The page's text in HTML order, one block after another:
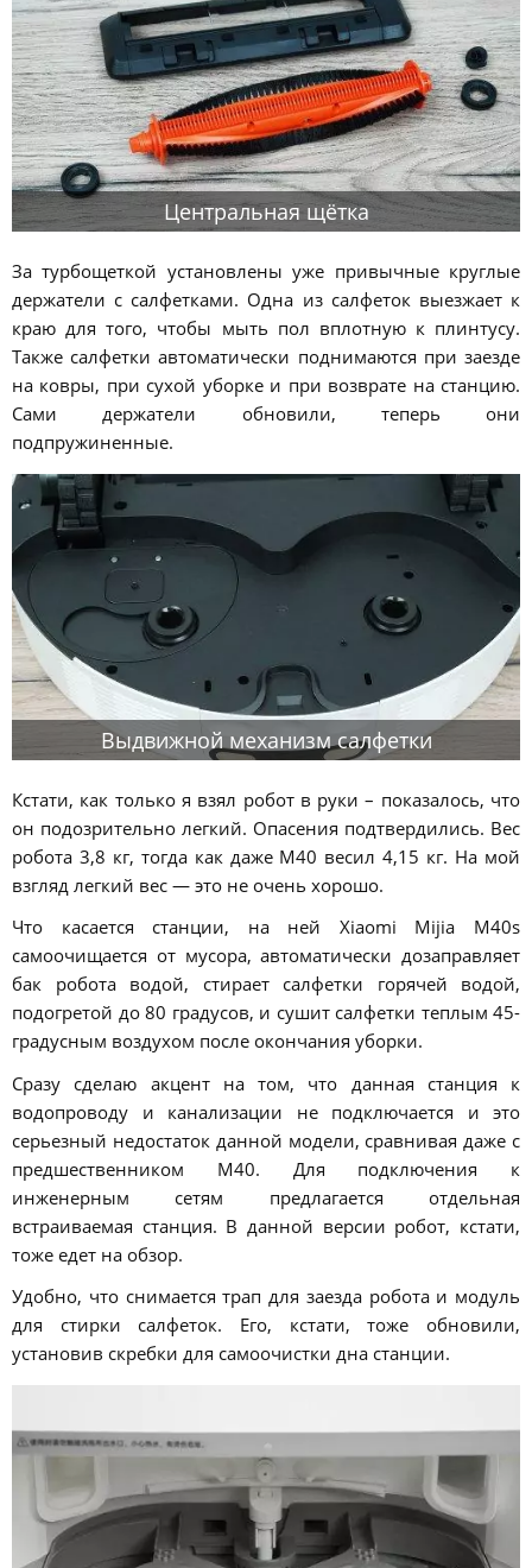
Центральная щётка
За турбощеткой установлены уже привычные круглые
держатели с салфетками. Одна из салфеток выезжает к
краю для того, чтобы мыть пол вплотную к плинтусу.
Также салфетки автоматически поднимаются при заезде
на ковры, при сухой уборке и при возврате на станцию.
Сами держатели обновили, теперь они
подпружиненные.
Выдвижной механизм салфетки
Кстати, как только я взял робот в руки – показалось, что
он подозрительно легкий. Опасения подтвердились. Вес
робота 3,8 кг, тогда как даже M40 весил 4,15 кг. На мой
взгляд легкий вес — это не очень хорошо.
Что касается станции, на ней Xiaomi Mijia M40s
самоочищается от мусора, автоматически дозаправляет
бак робота водой, стирает салфетки горячей водой,
подогретой до 80 градусов, и сушит салфетки теплым 45-
градусным воздухом после окончания уборки.
Сразу сделаю акцент на том, что данная станция к
водопроводу и канализации не подключается и это
серьезный недостаток данной модели, сравнивая даже с
предшественником M40. Для подключения к
инженерным сетям предлагается отдельная
встраиваемая станция. В данной версии робот, кстати,
тоже едет на обзор.
Удобно, что снимается трап для заезда робота и модуль
для стирки салфеток. Его, кстати, тоже обновили,
установив скребки для самоочистки дна станции.